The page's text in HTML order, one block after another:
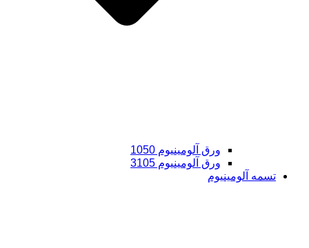
ورق آلومینیوم 1050
ورق آلومینیوم 3105
تسمه آلومینیوم